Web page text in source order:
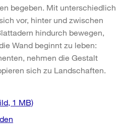
begeben. Mit unterschiedlich
vor, hinter und zwischen
hindurch bewegen,
Wand beginnt zu leben:
nehmen die Gestalt
sich zu Landschaften.
1 MB)